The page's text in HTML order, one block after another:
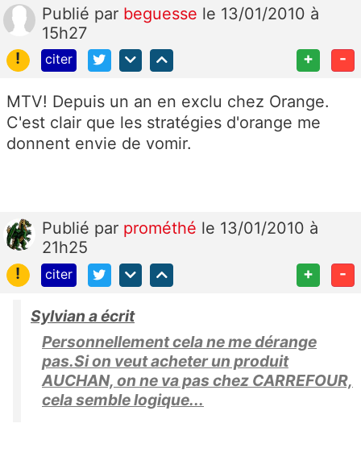
Publié par beguesse le 13/01/2010 à
15h27
!
citer + -
MTV! Depuis un an en exclu chez Orange.
C'est clair que les stratégies d'orange me
donnent envie de vomir.
Publié par prométhé le 13/01/2010 à
21h25
!
citer + -
Sylvian a écrit
Personnellement cela ne me dérange
pas.Si on veut acheter un produit
AUCHAN, on ne va pas chez CARREFOUR,
cela semble logique...